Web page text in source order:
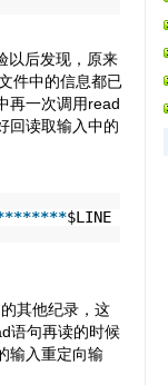
以后发现，原来
件中的信息都已
再一次调用read
回读取输入中的
*******$LINE
其他纪录，这
语句再读的时候
输入重定向输